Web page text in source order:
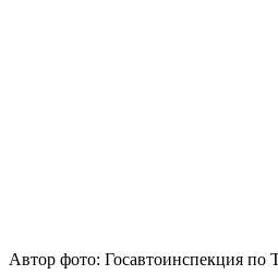
Автор фото: Госавтоинспекция по